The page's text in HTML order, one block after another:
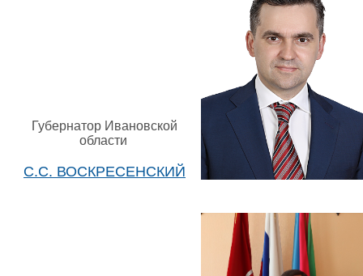
Губернатор Ивановской
области
С.С. ВОСКРЕСЕНСКИЙ